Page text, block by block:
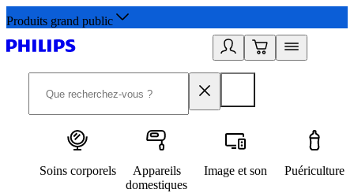
Produits grand public
Soins corporels
Appareils
domestiques
Image et son Puériculture